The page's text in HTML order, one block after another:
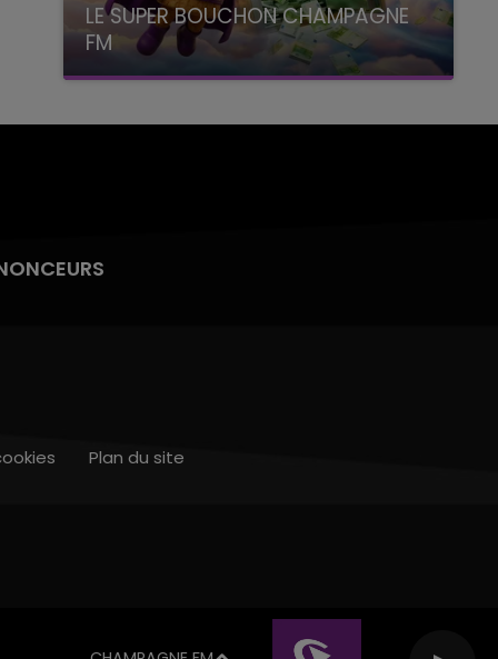
LE SUPER BOUCHON CHAMPAGNE
FM
avec La Famille Champagne FM, à 8H10
Plan du site